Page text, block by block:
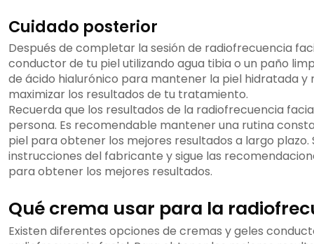
Cuidado posterior
Después de completar la sesión de radiofrecuencia
conductor de tu piel utilizando agua tibia o un paño
de ácido hialurónico para mantener la piel hidratada y
maximizar los resultados de tu tratamiento.
Recuerda que los resultados de la radiofrecuencia
persona. Es recomendable mantener una rutina
piel para obtener los mejores resultados a largo plazo.
instrucciones del fabricante y sigue las
para obtener los mejores resultados.
Qué crema usar para la
Existen diferentes opciones de cremas y geles